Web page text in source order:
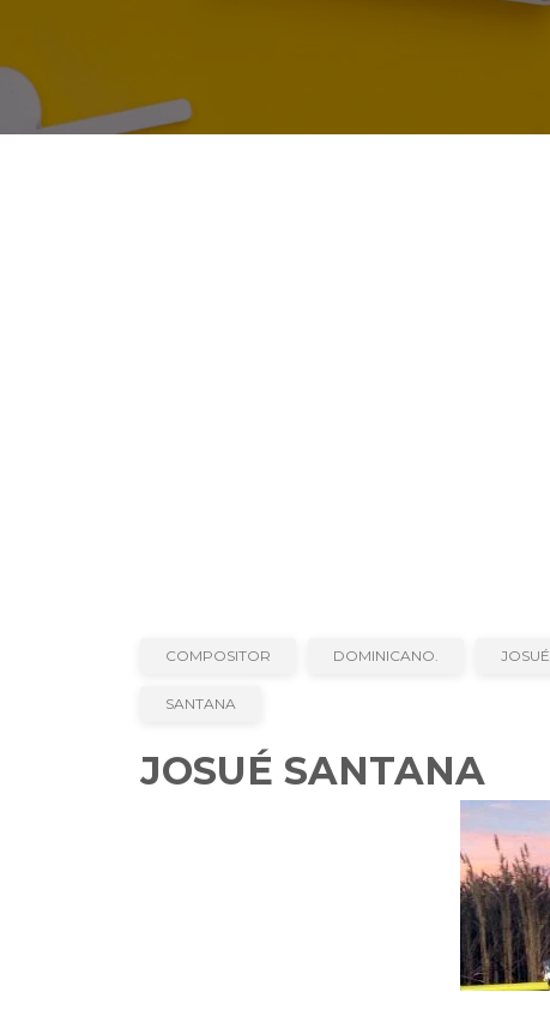
COMPOSITOR DOMINICANO. JOSUÉ
SANTANA
JOSUÉ SANTANA